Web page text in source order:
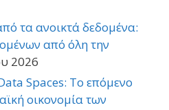
τα ανοικτά δεδομένα:
από όλη την
2026
Spaces: Το επόμενο
οικονομία των